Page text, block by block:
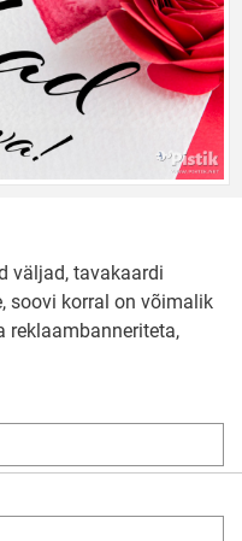
väljad, tavakaardi
soovi korral on võimalik
reklaambanneriteta,